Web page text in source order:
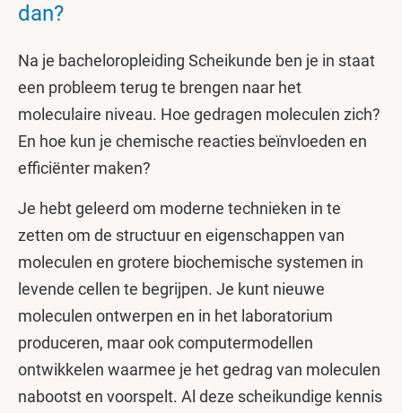
dan?
Na je bacheloropleiding Scheikunde ben je in staat
een probleem terug te brengen naar het
moleculaire niveau. Hoe gedragen moleculen zich?
En hoe kun je chemische reacties beïnvloeden en
efficiënter maken?
Je hebt geleerd om moderne technieken in te
zetten om de structuur en eigenschappen van
moleculen en grotere biochemische systemen in
levende cellen te begrijpen. Je kunt nieuwe
moleculen ontwerpen en in het laboratorium
produceren, maar ook computermodellen
ontwikkelen waarmee je het gedrag van moleculen
nabootst en voorspelt. Al deze scheikundige kennis